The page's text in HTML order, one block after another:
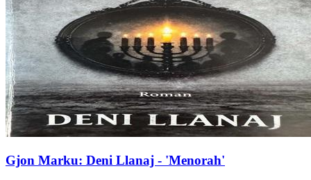
Gjon Marku: Deni Llanaj - 'Menorah'